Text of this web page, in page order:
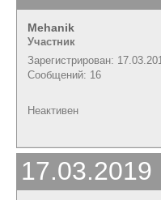
Mehanik
Участник
Зарегистрирован:
Сообщений: 16
Неактивен
17.03.2019